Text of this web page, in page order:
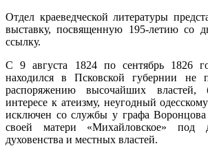
Отдел краеведческой литературы
выставку, посвященную 195-летию со
ссылку.
С 9 августа 1824 по сентябрь 1826
находился в Псковской губернии не
распоряжению высочайших властей,
интересе к атеизму, неугодный
исключен со службы у графа
своей матери «Михайловское» под
духовенства и местных властей.